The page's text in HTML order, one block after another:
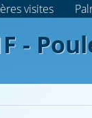
visites
-